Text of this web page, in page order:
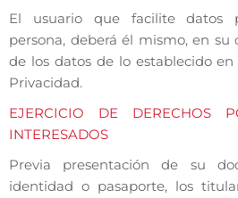
El usuario que facilite datos
persona, deberá él mismo, en
de los datos de lo establecido
Privacidad.
EJERCICIO DE DERECHOS
INTERESADOS
Previa presentación de su
identidad o pasaporte, los